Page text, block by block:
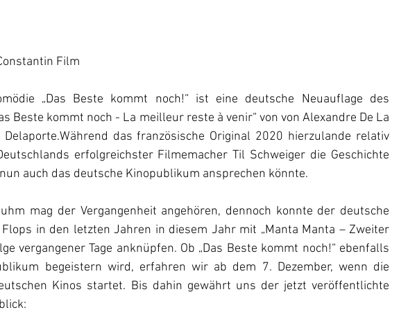
Film
„Das Beste kommt noch!“ ist eine deutsche Neuauflage des
Beste kommt noch - La meilleur reste à venir“ von von Alexandre De La
das französische Original 2020 hierzulande relativ
erfolgreichster Filmemacher Til Schweiger die Geschichte
auch das deutsche Kinopublikum ansprechen könnte.
mag der Vergangenheit angehören, dennoch konnte der deutsche
in den letzten Jahren in diesem Jahr mit „Manta Manta – Zweiter
vergangener Tage anknüpfen. Ob „Das Beste kommt noch!“ ebenfalls
begeistern wird, erfahren wir ab dem 7. Dezember, wenn die
Kinos startet. Bis dahin gewährt uns der jetzt veröffentlichte